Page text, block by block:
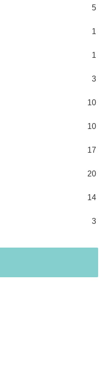
5
1
1
3
10
10
17
20
14
3